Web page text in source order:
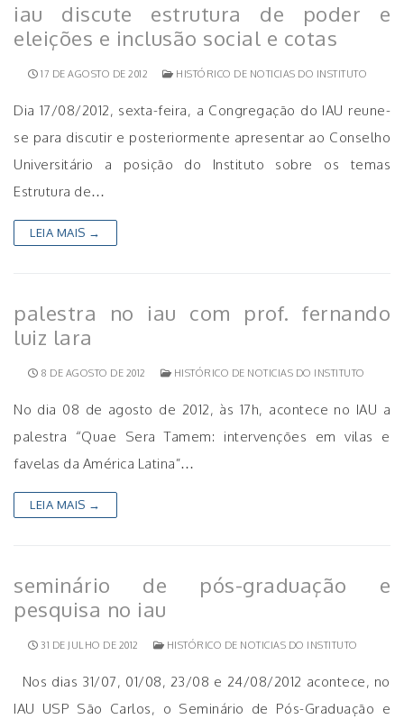
iau discute estrutura de poder e
eleições e inclusão social e cotas
17 DE AGOSTO DE 2012 HISTÓRICO DE NOTICIAS DO INSTITUTO
Dia 17/08/2012, sexta-feira, a Congregação do IAU reune-
se para discutir e posteriormente apresentar ao Conselho
Universitário a posição do Instituto sobre os temas
Estrutura de…
LEIA MAIS →
palestra no iau com prof. fernando
luiz lara
8 DE AGOSTO DE 2012 HISTÓRICO DE NOTICIAS DO INSTITUTO
No dia 08 de agosto de 2012, às 17h, acontece no IAU a
palestra “Quae Sera Tamem: intervenções em vilas e
favelas da América Latina”…
LEIA MAIS →
seminário de pós-graduação e
pesquisa no iau
31 DE JULHO DE 2012 HISTÓRICO DE NOTICIAS DO INSTITUTO
Nos dias 31/07, 01/08, 23/08 e 24/08/2012 acontece, no
IAU USP São Carlos, o Seminário de Pós-Graduação e